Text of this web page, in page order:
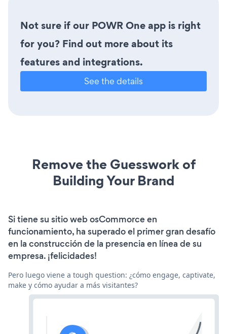
Not sure if our POWR One app is right
for you? Find out more about its
features and integrations.
See the details
Remove the Guesswork of
Building Your Brand
Si tiene su sitio web osCommorce en
funcionamiento, ha superado el primer gran desafío
en la construcción de la presencia en línea de su
empresa. ¡felicidades!
Pero luego viene a tough question: ¿cómo engage, captivate,
make y cómo ayudar a más visitantes?